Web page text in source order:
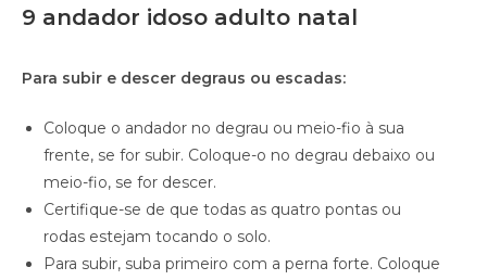
9 andador idoso adulto natal
Para subir e descer degraus ou escadas:
Coloque o andador no degrau ou meio-fio à sua
frente, se for subir. Coloque-o no degrau debaixo ou
meio-fio, se for descer.
Certifique-se de que todas as quatro pontas ou
rodas estejam tocando o solo.
Para subir, suba primeiro com a perna forte. Coloque